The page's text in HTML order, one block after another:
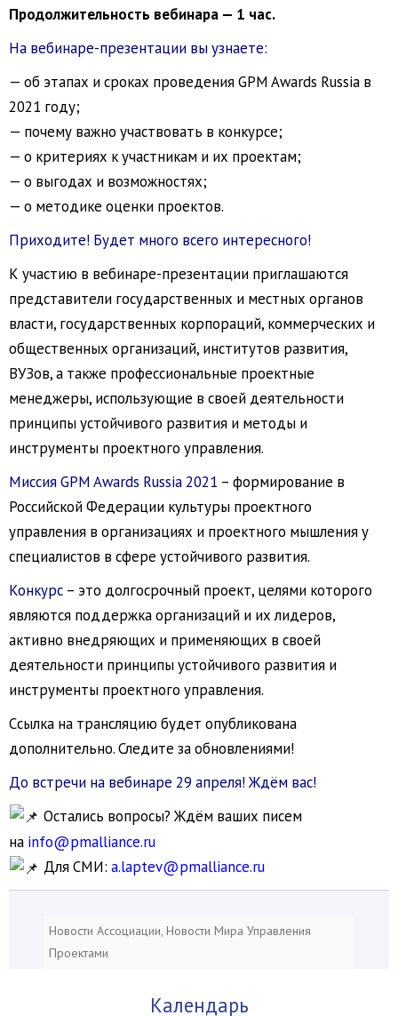
Продолжительность вебинара — 1 час.
На вебинаре-презентации вы узнаете:
— об этапах и сроках проведения GPM Awards Russia в
2021 году;
— почему важно участвовать в конкурсе;
— о критериях к участникам и их проектам;
— о выгодах и возможностях;
— о методике оценки проектов.
Приходите! Будет много всего интересного!
К участию в вебинаре-презентации приглашаются
представители государственных и местных органов
власти, государственных корпораций, коммерческих и
общественных организаций, институтов развития,
ВУЗов, а также профессиональные проектные
менеджеры, использующие в своей деятельности
принципы устойчивого развития и методы и
инструменты проектного управления.
Миссия GPM Awards Russia 2021 – формирование в
Российской Федерации культуры проектного
управления в организациях и проектного мышления у
специалистов в сфере устойчивого развития.
Конкурс – это долгосрочный проект, целями которого
являются поддержка организаций и их лидеров,
активно внедряющих и применяющих в своей
деятельности принципы устойчивого развития и
инструменты проектного управления.
Cсылка на трансляцию будет опубликована
дополнительно. Следите за обновлениями!
До встречи на вебинаре 29 апреля! Ждём вас!
Остались вопросы? Ждём ваших писем
на info@pmalliance.ru
Для СМИ:a.laptev@pmalliance.ru
Новости Ассоциации, Новости Мира Управления
Проектами
Календарь